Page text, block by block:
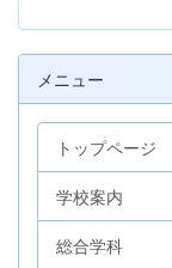
メニュー
トップページ
学校案内
総合学科